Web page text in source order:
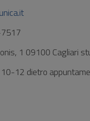
1 09100 Cagliari
12 dietro